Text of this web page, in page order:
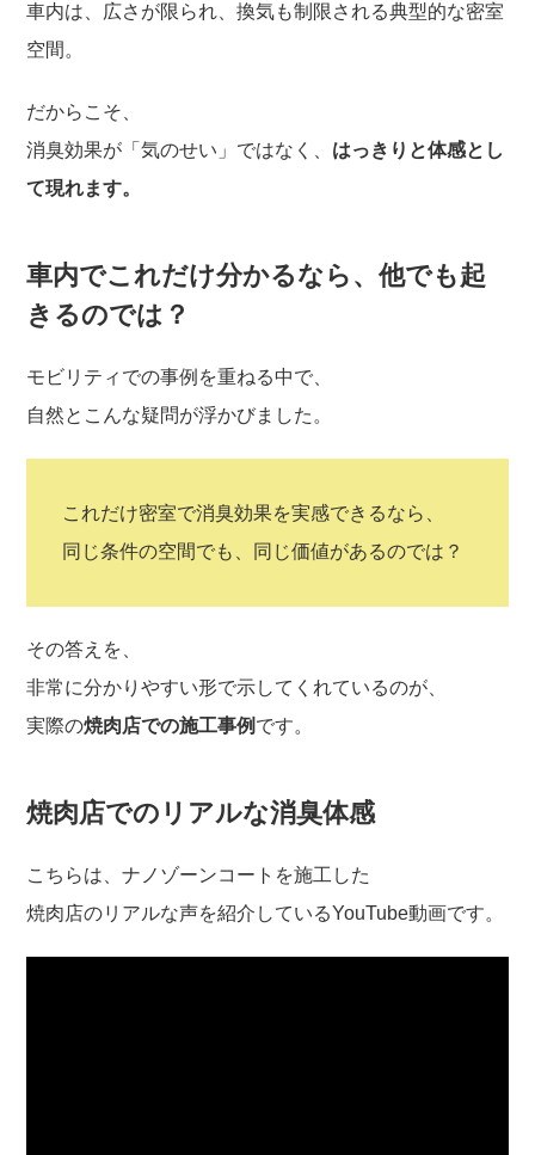
車内は、広さが限られ、換気も制限される典型的な密室
空間。
だからこそ、
消臭効果が「気のせい」ではなく、 はっきりと体感とし
て現れます。
車内でこれだけ分かるなら、他でも起
きるのでは？
モビリティでの事例を重ねる中で、
自然とこんな疑問が浮かびました。
これだけ密室で消臭効果を実感できるなら、
同じ条件の空間でも、同じ価値があるのでは？
その答えを、
非常に分かりやすい形で示してくれているのが、
実際の焼肉店での施工事例 です。
焼肉店でのリアルな消臭体感
こちらは、ナノゾーンコートを施工した
焼肉店のリアルな声を紹介しているYouTube動画です。